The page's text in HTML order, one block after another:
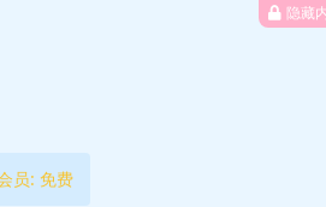
隐藏
员: 免费